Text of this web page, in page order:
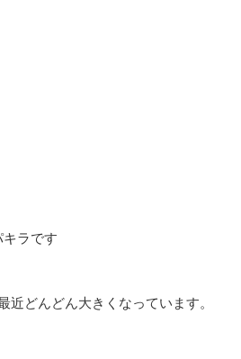
ラです
近どんどん大きくなっています。